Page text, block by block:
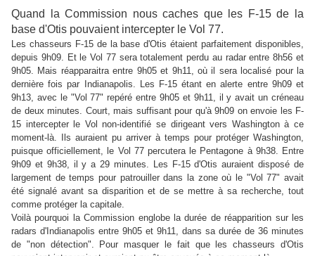
Quand la Commission nous caches que les F-15 de la
base d'Otis pouvaient intercepter le Vol 77.
Les chasseurs F-15 de la base d'Otis étaient parfaitement disponibles,
depuis 9h09. Et le Vol 77 sera totalement perdu au radar entre 8h56 et
9h05. Mais réapparaitra entre 9h05 et 9h11, où il sera localisé pour la
dernière fois par Indianapolis. Les F-15 étant en alerte entre 9h09 et
9h13, avec le "Vol 77" repéré entre 9h05 et 9h11, il y avait un créneau
de deux minutes. Court, mais suffisant pour qu'à 9h09 on envoie les F-
15 intercepter le Vol non-identifié se dirigeant vers Washington à ce
moment-là. Ils auraient pu arriver à temps pour protéger Washington,
puisque officiellement, le Vol 77 percutera le Pentagone à 9h38. Entre
9h09 et 9h38, il y a 29 minutes. Les F-15 d'Otis auraient disposé de
largement de temps pour patrouiller dans la zone où le "Vol 77" avait
été signalé avant sa disparition et de se mettre à sa recherche, tout
comme protéger la capitale.
Voilà pourquoi la Commission englobe la durée de réapparition sur les
radars d'Indianapolis entre 9h05 et 9h11, dans sa durée de 36 minutes
de "non détection". Pour masquer le fait que les chasseurs d'Otis